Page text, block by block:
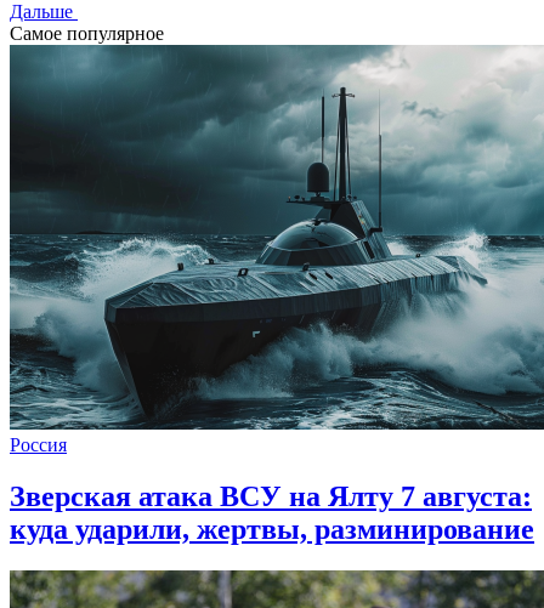
Дальше
Самое популярное
Россия
Зверская атака ВСУ на Ялту 7 августа:
куда ударили, жертвы, разминирование